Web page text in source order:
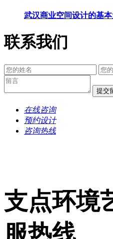
武汉商业空间设计的基
联系我们
提交
在线咨询
预约设计
咨询热线
支点环境
服热线